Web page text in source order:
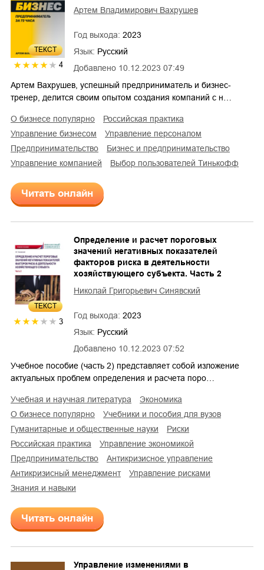
ТЕКСТ
4 Добавлено 10.12.2023 07:49
Артем Владимирович Вахрушев
Год выхода: 2023
Язык: Русский
Артем Вахрушев, успешный предприниматель и бизнес-
тренер, делится своим опытом создания компаний с н…
о бизнесе популярно
российская практика
управление бизнесом
управление персоналом
предпринимательство
бизнес и предпринимательство
управление компанией
Выбор пользователей Тинькофф
Читать онлайн
ТЕКСТ
3
Добавлено 10.12.2023 07:52
Определение и расчет пороговых
значений негативных показателей
факторов риска в деятельности
хозяйствующего субъекта. Часть 2
Николай Григорьевич Синявский
Год выхода: 2023
Язык: Русский
Учебное пособие (часть 2) представляет собой изложение
актуальных проблем определения и расчета поро…
учебная и научная литература
экономика
о бизнесе популярно
учебники и пособия для вузов
гуманитарные и общественные науки
риски
российская практика
управление экономикой
предпринимательство
антикризисное управление
антикризисный менеджмент
управление рисками
знания и навыки
Читать онлайн
Управление изменениями в